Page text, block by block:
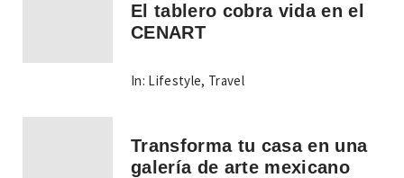
El tablero cobra vida en el
CENART
In: Lifestyle, Travel
Transforma tu casa en una
galería de arte mexicano